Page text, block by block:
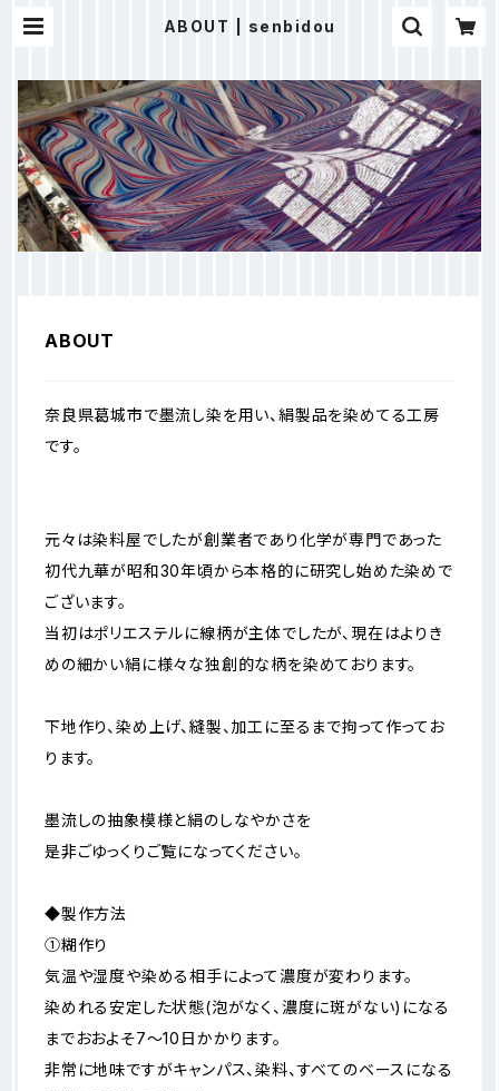
ABOUT | senbidou
ABOUT
奈良県葛城市で墨流し染を用い、絹製品を染めてる工房
です。
元々は染料屋でしたが創業者であり化学が専門であった
初代九華が昭和30年頃から本格的に研究し始めた染めで
ございます。
当初はポリエステルに線柄が主体でしたが、現在はよりき
めの細かい絹に様々な独創的な柄を染めております。
下地作り、染め上げ、縫製、加工に至るまで拘って作ってお
ります。
墨流しの抽象模様と絹のしなやかさを
是非ごゆっくりご覧になってください。
◆製作方法
①糊作り
気温や湿度や染める相手によって濃度が変わります。
染めれる安定した状態(泡がなく、濃度に斑がない)になる
までおおよそ7～10日かかります。
非常に地味ですがキャンパス、染料、すべてのベースになる